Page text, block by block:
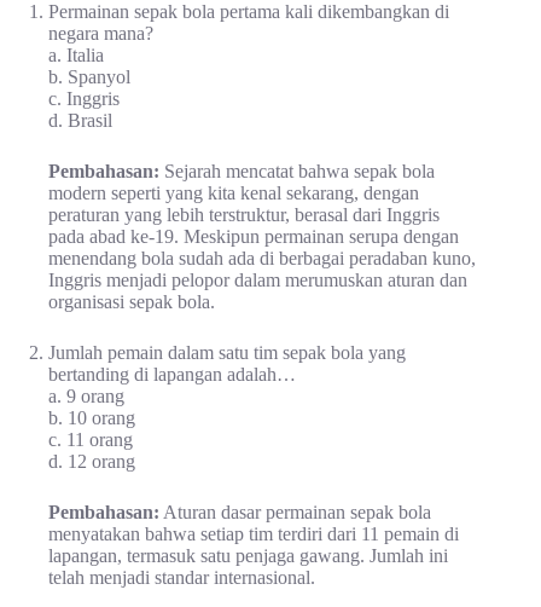
Permainan sepak bola pertama kali dikembangkan di
negara mana?
a. Italia
b. Spanyol
c. Inggris
d. Brasil
Pembahasan: Sejarah mencatat bahwa sepak bola
modern seperti yang kita kenal sekarang, dengan
peraturan yang lebih terstruktur, berasal dari Inggris
pada abad ke-19. Meskipun permainan serupa dengan
menendang bola sudah ada di berbagai peradaban kuno,
Inggris menjadi pelopor dalam merumuskan aturan dan
organisasi sepak bola.
Jumlah pemain dalam satu tim sepak bola yang
bertanding di lapangan adalah…
a. 9 orang
b. 10 orang
c. 11 orang
d. 12 orang
Pembahasan: Aturan dasar permainan sepak bola
menyatakan bahwa setiap tim terdiri dari 11 pemain di
lapangan, termasuk satu penjaga gawang. Jumlah ini
telah menjadi standar internasional.